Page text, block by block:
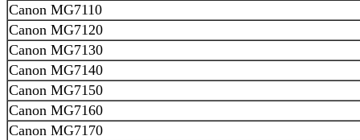
Canon MG7110
Canon MG7120
Canon MG7130
Canon MG7140
Canon MG7150
Canon MG7160
Canon MG7170